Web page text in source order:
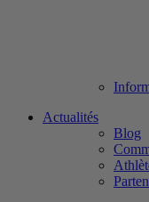
Actualités
Blog